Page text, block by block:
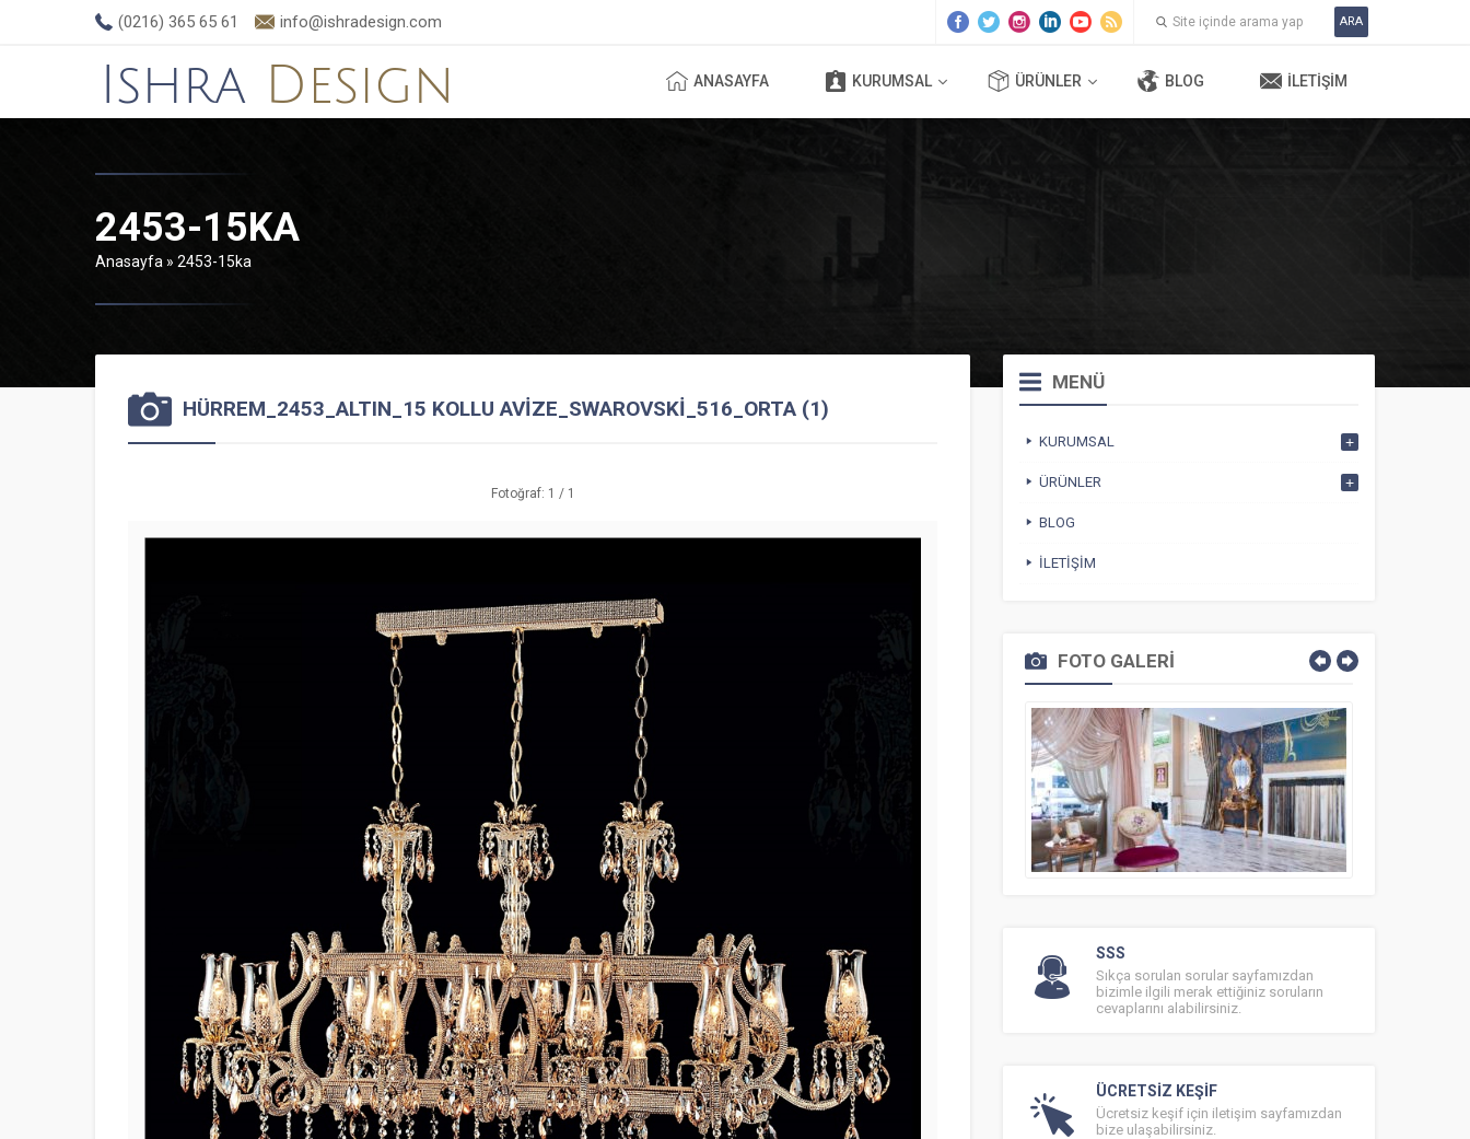
(0216) 365 65 61 info@ishradesign.com ARA
ANASAYFA KURUMSAL ÜRÜNLER BLOG İLETIŞIM
2453-15KA
Anasayfa » 2453-15ka
HÜRREM_2453_ALTIN_15 KOLLU AVIZE_SWAROVSKI_516_ORTA (1)
Fotoğraf: 1 / 1
MENÜ
KURUMSAL
ÜRÜNLER
BLOG
İLETIŞIM
FOTO GALERİ
SSS
Sıkça sorulan sorular sayfamızdan
bizimle ilgili merak ettiğiniz soruların
cevaplarını alabilirsiniz.
ÜCRETSİZ KEŞİF
Ücretsiz keşif için iletişim sayfamızdan
bize ulaşabilirsiniz.